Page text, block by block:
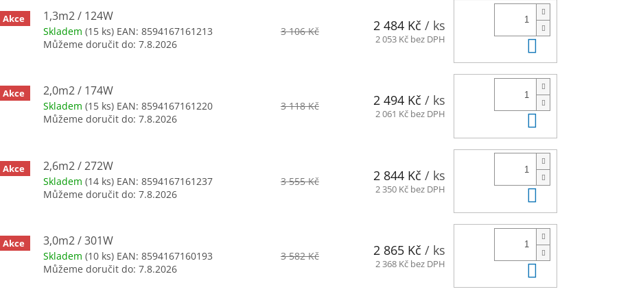
Akce 1,3m2 / 124W
Skladem (15 ks) EAN: 8594167161213
Můžeme doručit do: 7.8.2026
3 106 Kč 2 484 Kč / ks
2 053 Kč bez DPH Do košíku
Akce 2,0m2 / 174W
Skladem (15 ks) EAN: 8594167161220
Můžeme doručit do: 7.8.2026
3 118 Kč 2 494 Kč / ks
2 061 Kč bez DPH Do košíku
Akce 2,6m2 / 272W
Skladem (14 ks) EAN: 8594167161237
Můžeme doručit do: 7.8.2026
3 555 Kč 2 844 Kč / ks
2 350 Kč bez DPH
Akce 3,0m2 / 301W
Skladem (10 ks) EAN: 8594167160193
Můžeme doručit do: 7.8.2026
3 582 Kč 2 865 Kč / ks
2 368 Kč bez DPH Do košíku